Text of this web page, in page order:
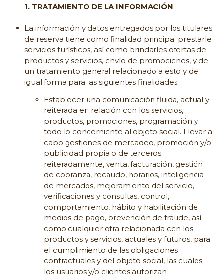
1. TRATAMIENTO DE LA INFORMACIÓN
La información y datos entregados por los titulares
de reserva tiene como finalidad principal prestarle
servicios turísticos, así como brindarles ofertas de
productos y servicios, envío de promociones, y de
un tratamiento general relacionado a esto y de
igual forma para las siguientes finalidades:
Establecer una comunicación fluida, actual y
reiterada en relación con los servicios,
productos, promociones, programación y
todo lo concerniente al objeto social. Llevar a
cabo gestiones de mercadeo, promoción y/o
publicidad propia o de terceros
reiteradamente, venta, facturación, gestión
de cobranza, recaudo, horarios, inteligencia
de mercados, mejoramiento del servicio,
verificaciones y consultas, control,
comportamiento, hábito y habilitación de
medios de pago, prevención de fraude, así
como cualquier otra relacionada con los
productos y servicios, actuales y futuros, para
el cumplimiento de las obligaciones
contractuales y del objeto social, las cuales
los usuarios y/o clientes autorizan